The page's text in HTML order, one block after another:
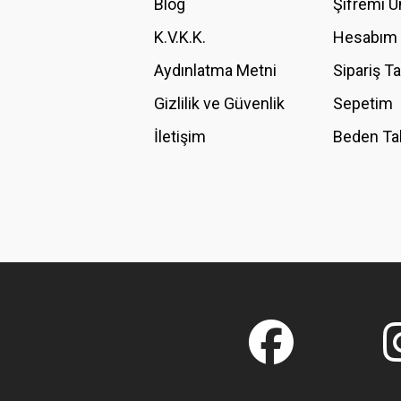
Ürün fiyatı diğer sitelerden daha pahalı.
Bu ürüne benzer farklı alternatifler olmalı.
Blog
K.V.K.K.
Aydınlatma Metni
Gizlilik ve Güvenlik
İletişim
Şifremi
Hesabım
Sipariş
Sepetim
Beden